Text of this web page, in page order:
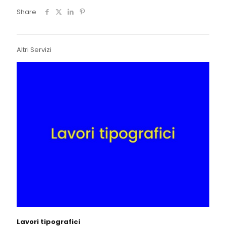
Share
Altri Servizi
Lavori tipografici